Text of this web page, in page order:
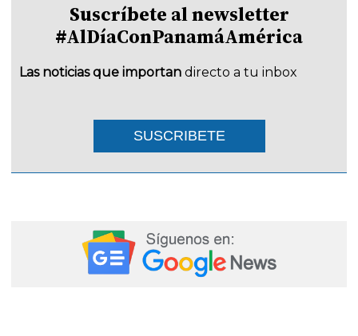
Suscríbete al newsletter
#AlDíaConPanamáAmérica
Las noticias que importan directo a tu inbox
SUSCRIBETE